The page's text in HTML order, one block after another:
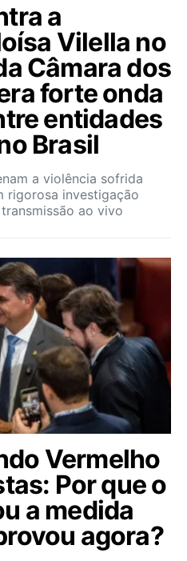
a
Vilella no
Câmara dos
forte onda
entidades
Brasil
a violência sofrida
rigorosa investigação
ao vivo
Vermelho
Por que o
a medida
agora?